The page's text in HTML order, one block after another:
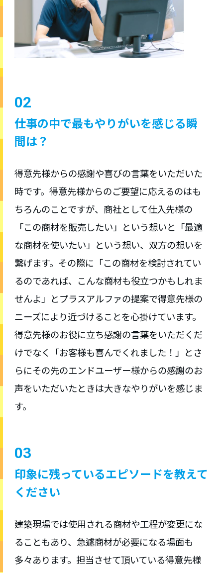
02
仕事の中で最もやりがいを感じる瞬
間は？
得意先様からの感謝や喜びの言葉をいただいた
時です。得意先様からのご要望に応えるのはも
ちろんのことですが、商社として仕入先様の
「この商材を販売したい」という想いと「最適
な商材を使いたい」という想い、双方の想いを
繋げます。その際に「この商材を検討されてい
るのであれば、こんな商材も役立つかもしれま
せんよ」とプラスアルファの提案で得意先様の
ニーズにより近づけることを心掛けています。
得意先様のお役に立ち感謝の言葉をいただくだ
けでなく「お客様も喜んでくれました！」とさ
らにその先のエンドユーザー様からの感謝のお
声をいただいたときは大きなやりがいを感じま
す。
03
印象に残っているエピソードを教えて
ください
建築現場では使用される商材や工程が変更にな
ることもあり、急遽商材が必要になる場面も
多々あります。担当させて頂いている得意先様